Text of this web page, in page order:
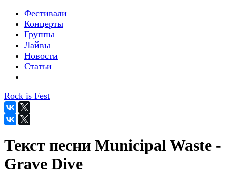
Фестивали
Концерты
Группы
Лайвы
Новости
Статьи
Rock is Fest
Текст песни Municipal Waste -
Grave Dive